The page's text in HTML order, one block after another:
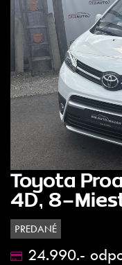
Toyota
4D, 8-
PREDANÉ
24.990.-